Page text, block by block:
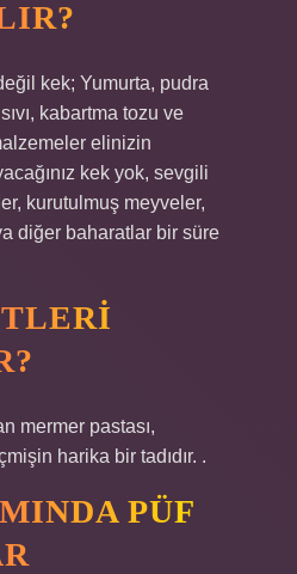
kek; Yumurta, pudra
kabartma tozu ve
elinizin
kek yok, sevgili
kurutulmuş meyveler,
diğer baharatlar bir süre
mermer pastası,
harika bir tadıdır. .
PÜF